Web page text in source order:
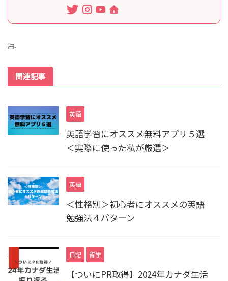
-
関連記事
英語
英語学習にオススメ無料アプリ５選
＜実際に使った私が厳選＞
英語
＜性格別＞初心者にオススメの英語
勉強法４パターン
日記 留学
【ついにPR取得】2024年カナダ生活